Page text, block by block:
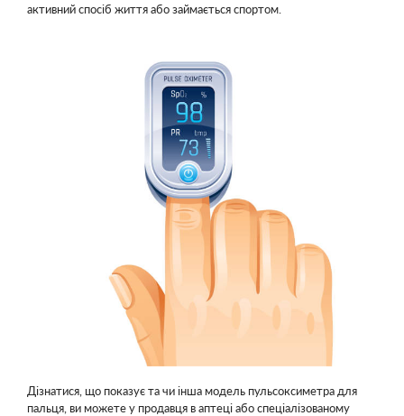
активний спосіб життя або займається спортом.
Дізнатися, що показує та чи інша модель пульсоксиметра для
пальця, ви можете у продавця в аптеці або спеціалізованому